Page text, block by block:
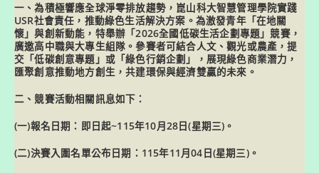
一、為積極響應全球淨零排放趨勢，崑山科大智慧管理學院實踐
USR社會責任，推動綠色生活解決方案。為激發青年「在地關
懷」與創新動能，特舉辦「2026全國低碳生活企劃專題」競賽，
廣邀高中職與大專生組隊。參賽者可結合人文、觀光或農產，提
交「低碳創意專題」或「綠色行銷企劃」，展現綠色商業潛力，
匯聚創意推動地方創生，共建環保與經濟雙贏的未來。
二、競賽活動相關訊息如下：
(一)報名日期：即日起~115年10月28日(星期三)。
(二)決賽入圍名單公布日期：115年11月04日(星期三)。